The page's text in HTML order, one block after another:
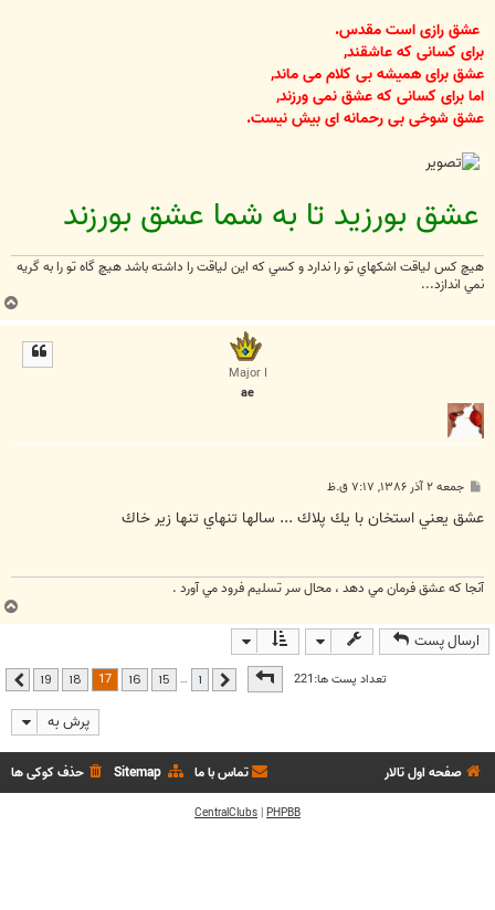
عشق رازی است مقدس.
برای کسانی که عاشقند,
عشق برای همیشه بی کلام می ماند,
اما برای کسانی که عشق نمی ورزند,
عشق شوخی بی رحمانه ای بیش نیست.
عشق بورزید تا به شما عشق بورزند
هيچ كس لياقت اشكهاي تو را ندارد و كسي كه اين لياقت را داشته باشد هيچ گاه تو را به گريه
نمي اندازد...
ب
ا
Major I
ae
پ
ت
جمعه ۲ آذر ۱۳۸۶, ۷:۱۷ ق.ظ
عشق يعني استخان با يك پلاك ... سالها تنهاي تنها زير خاك
آنجا كه عشق فرمان مي دهد ، محال سر تسليم فرود مي آورد .
ب
ا
ارسال پست
تعداد پست ها:221صفحه17 از19 قبلی …
15
16
17
18
19 بعدی
پرش به
صفحه اول تالار حذف کوکی ها Sitemap تماس با ما
PHPBB
|
CentralClubs